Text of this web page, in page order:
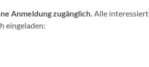
Anmeldung zugänglich. Alle
eingeladen: